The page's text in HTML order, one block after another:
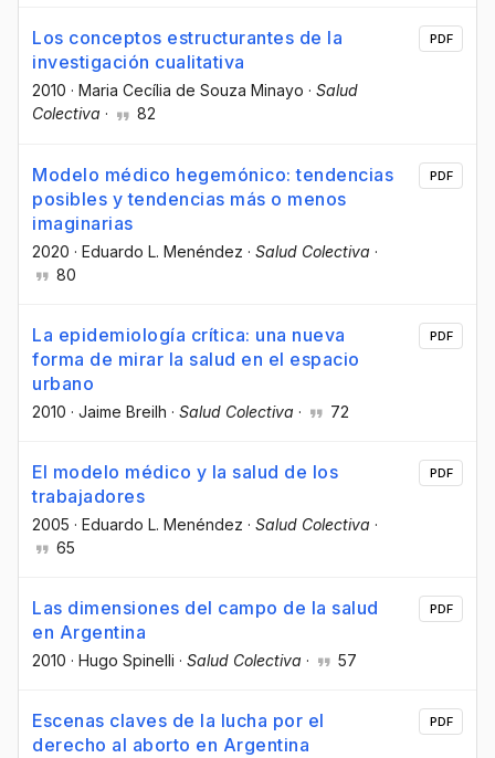
Los conceptos estructurantes de la
investigación cualitativa
2010 · Maria Cecília de Souza Minayo · Salud
Colectiva · 82
PDF
Modelo médico hegemónico: tendencias
posibles y tendencias más o menos
imaginarias
2020 · Eduardo L. Menéndez · Salud Colectiva ·
80
PDF
La epidemiología crítica: una nueva
forma de mirar la salud en el espacio
urbano
2010 · Jaime Breilh · Salud Colectiva · 72
PDF
El modelo médico y la salud de los
trabajadores
2005 · Eduardo L. Menéndez · Salud Colectiva ·
65
PDF
Las dimensiones del campo de la salud
en Argentina
2010 · Hugo Spinelli · Salud Colectiva · 57
PDF
Escenas claves de la lucha por el
derecho al aborto en Argentina
PDF